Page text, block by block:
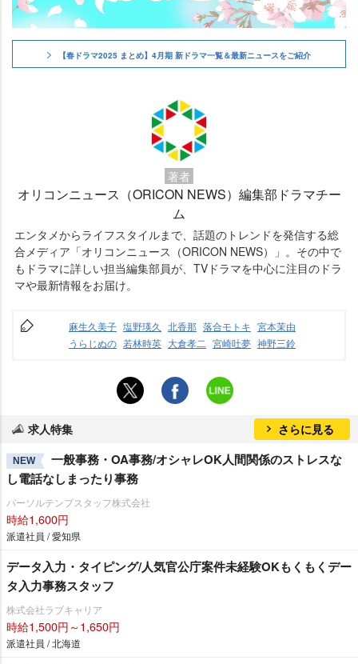
【春ドラマ2025 まとめ】4月期 新ドラマ一覧＆最新ニュースをご紹介
著者
オリコンニュース（ORICON NEWS）編集部ドラマチー
ム
エンタメからライフスタイルまで、話題のトレンドを発信する総
合メディア「オリコンニュース（ORICON NEWS）」。その中で
もドラマに詳しい担当編集部員が、TVドラマを中心に注目のドラ
マや最新情報をお届け。
麻生久美子 塩野瑛久 北香那 落合モトキ 宮本茉由
うらじぬの 若林時英 大倉孝二 宮崎吐夢 神野三鈴
求人特集 さらに見る
NEW
一般事務・OA事務/オシャレOK人間関係のストレスな
し電話なしまったり事務
パーソルテンプスタッフ株式会社
時給1,600円
派遣社員 / 愛知県
データ入力・タイピング/人気官公庁案件未経験OKもくもくデー
タ入力事務スタッフ
株式会社ラブキャリア
時給1,500円～1,650円
派遣社員 / 北海道